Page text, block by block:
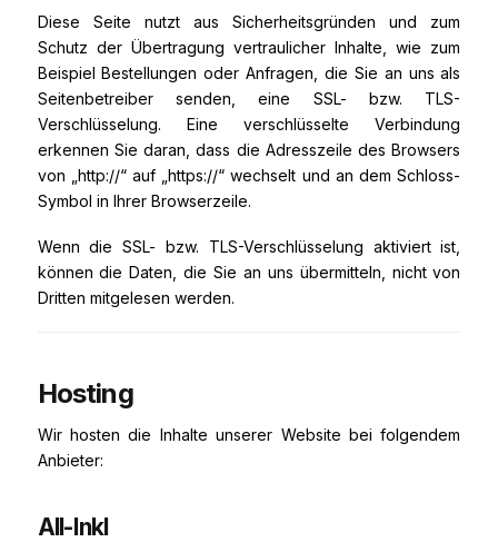
Diese Seite nutzt aus Sicherheitsgründen und zum
Schutz der Übertragung vertraulicher Inhalte, wie zum
Beispiel Bestellungen oder Anfragen, die Sie an uns als
Seitenbetreiber senden, eine SSL- bzw. TLS-
Verschlüsselung. Eine verschlüsselte Verbindung
erkennen Sie daran, dass die Adresszeile des Browsers
von „http://“ auf „https://“ wechselt und an dem Schloss-
Symbol in Ihrer Browserzeile.
Wenn die SSL- bzw. TLS-Verschlüsselung aktiviert ist,
können die Daten, die Sie an uns übermitteln, nicht von
Dritten mitgelesen werden.
Hosting
Wir hosten die Inhalte unserer Website bei folgendem
Anbieter:
All-Inkl